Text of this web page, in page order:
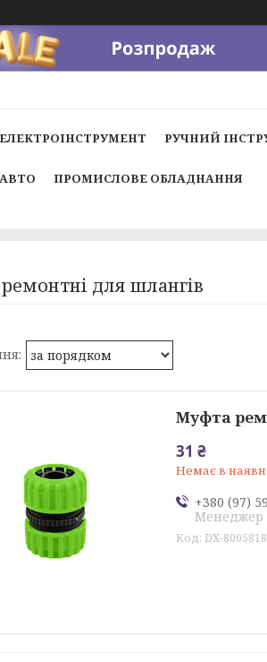
ЕЛЕКТРОІНСТРУМЕНТ РУЧНИЙ
АВТО ПРОМИСЛОВЕ ОБЛАДНАННЯ
для шлангів
Муфта
31 ₴
Немає в
+380 (97)
Менеджер
DX-